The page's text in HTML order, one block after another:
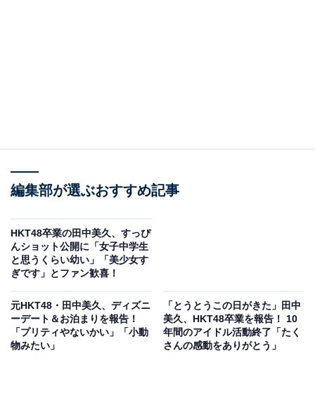
編集部が選ぶおすすめ記事
HKT48卒業の田中美久、すっぴ
んショット公開に「女子中学生
と思うくらい幼い」「美少女す
ぎです」とファン歓喜！
元HKT48・田中美久、ディズニ
ーデート＆お泊まりを報告！
「プリティやないかい」「小動
物みたい」
「とうとうこの日がきた」田中
美久、HKT48卒業を報告！ 10
年間のアイドル活動終了「たく
さんの感動をありがとう」